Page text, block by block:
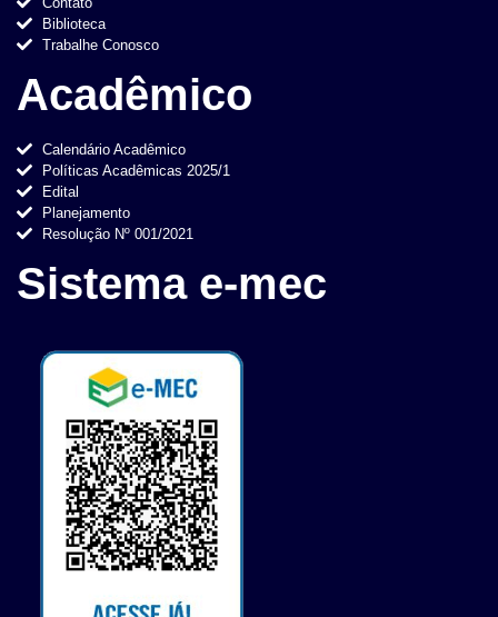
Biblioteca
Trabalhe Conosco
Acadêmico
Calendário Acadêmico
Políticas Acadêmicas 2025/1
Edital
Planejamento
Resolução Nº 001/2021
Sistema e-mec